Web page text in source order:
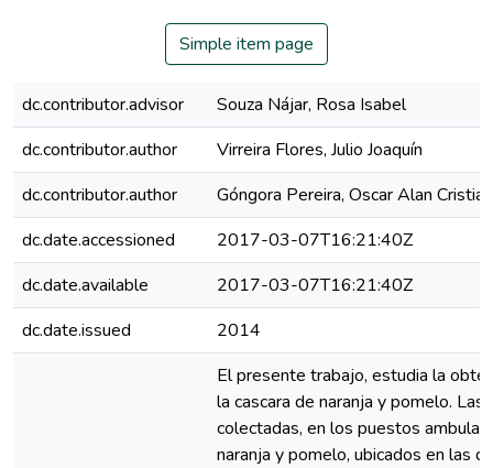
Simple item page
dc.contributor.advisor
Souza Nájar, Rosa Isabel
dc.contributor.author
Virreira Flores, Julio Joaquín
dc.contributor.author
Góngora Pereira, Oscar Alan Cristian
dc.date.accessioned
2017-03-07T16:21:40Z
dc.date.available
2017-03-07T16:21:40Z
dc.date.issued
2014
El presente trabajo, estudia la
la cascara de naranja y pomelo.
colectadas, en los puestos
naranja y pomelo, ubicados en las